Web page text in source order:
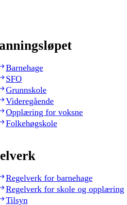
Barnehage
SFO
Grunnskole
Videregående
Opplæring for voksne
Folkehøgskole
Regelverk for barnehage
Regelverk for skole og opplæring
Tilsyn